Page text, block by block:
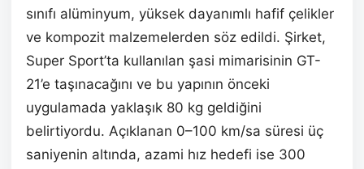
sınıfı alüminyum, yüksek dayanımlı hafif çelikler
ve kompozit malzemelerden söz edildi. Şirket,
Super Sport’ta kullanılan şasi mimarisinin GT-
21’e taşınacağını ve bu yapının önceki
uygulamada yaklaşık 80 kg geldiğini
belirtiyordu. Açıklanan 0–100 km/sa süresi üç
saniyenin altında, azami hız hedefi ise 300